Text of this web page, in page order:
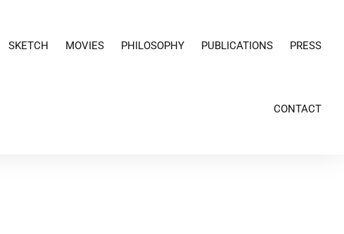
SKETCH MOVIES PHILOSOPHY PUBLICATIONS PRESS
CONTACT